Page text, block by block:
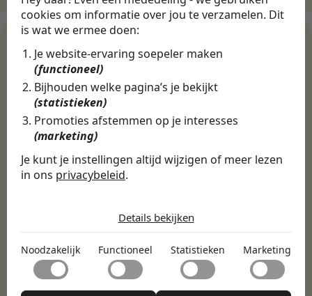
cookies om informatie over jou te verzamelen. Dit
is wat we ermee doen:
Je website-ervaring soepeler maken
(functioneel)
Bijhouden welke pagina’s je bekijkt
(statistieken)
Promoties afstemmen op je interesses
(marketing)
Je kunt je instellingen altijd wijzigen of meer lezen
in ons privacybeleid.
Noodzakelijk
Noodzakelijke cookies helpen een website bruikbaar te
maken door basisfuncties zoals paginanavigatie en
toegang tot beveiligde delen van de website mogelijk te
Functioneel
Details bekijken
Noodzakelijk Functioneel Statistieken Marketing
Ontdek meer dan 500+
werkgevers
Finance, HR & administratie ICT
Horeca & Retail
Marketing & Communicatie
Zorg & Welzijn